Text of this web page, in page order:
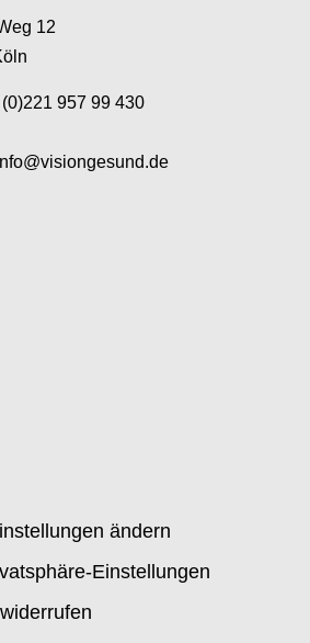
12
957 99 430
ändern
Einstellungen